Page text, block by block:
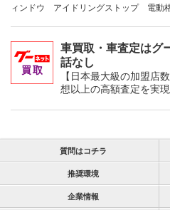
ィンドウ アイドリングストップ 電動
車買取・車査定は
話なし
【日本最大級の加盟店
想以上の高額査定を実現
質問はコチラ
推奨環境
企業情報